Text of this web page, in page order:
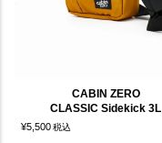
CABIN ZERO
CLASSIC Sidekick 3L
¥5,500税込